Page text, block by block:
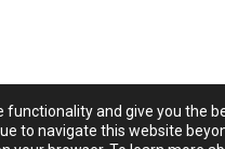
functionality and give you the
to navigate this website